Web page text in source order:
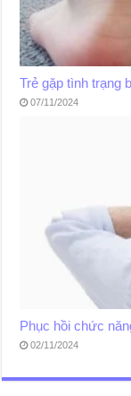
Trẻ gặp tình trạng
07/11/2024
Phục hồi chức
02/11/2024